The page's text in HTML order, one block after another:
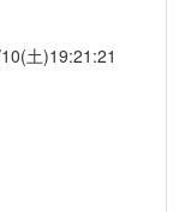
土)19:21:21